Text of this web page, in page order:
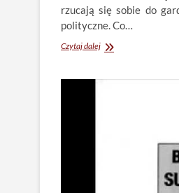
rzucają się sobie do
polityczne. Co…
Czytaj dalejDlaczego
za